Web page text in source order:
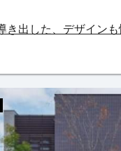
き出した、デザイン